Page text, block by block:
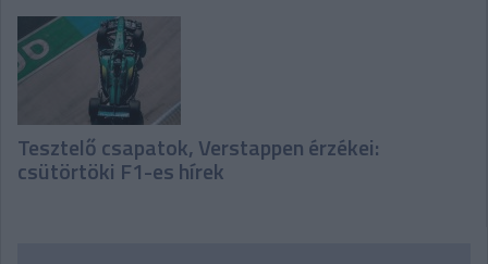
Tesztelő csapatok, Verstappen érzékei:
csütörtöki F1-es hírek